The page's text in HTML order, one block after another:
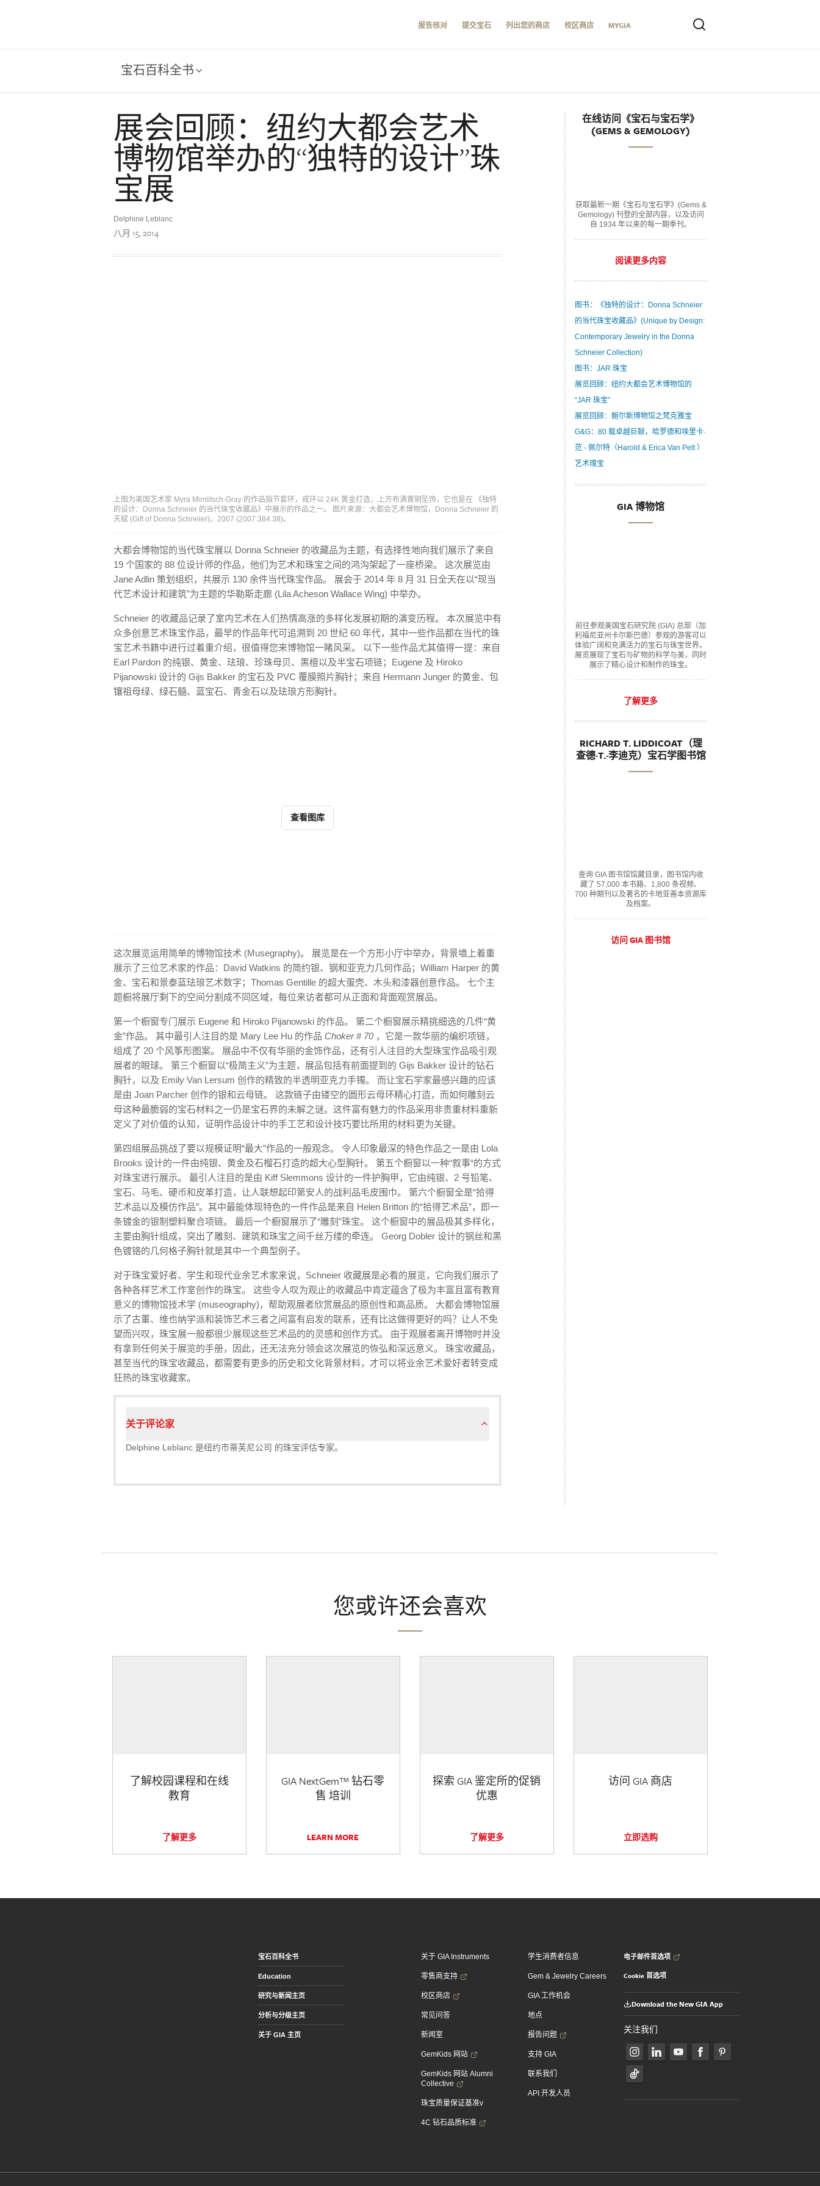
报告核对 提交宝石 列出您的商店 校区商店 MYGIA
宝石百科全书
展会回顾：纽约大都会艺术
博物馆举办的“独特的设计”珠
宝展
Delphine Leblanc
八月 15, 2014
上图为美国艺术家 Myra Mimlitsch-Gray 的作品指节套环，戒环以 24K 黄金打造，上方布满黄铜坠饰，它也是在 《独特
的设计：Donna Schneier 的当代珠宝收藏品》中展示的作品之一。 图片来源：大都会艺术博物馆，Donna Schneier 的
天赋 (Gift of Donna Schneier)，2007 (2007.384.38)。
大都会博物馆的当代珠宝展以 Donna Schneier 的收藏品为主题，有选择性地向我们展示了来自
19 个国家的 88 位设计师的作品，他们为艺术和珠宝之间的鸿沟架起了一座桥梁。 这次展览由
Jane Adlin 策划组织，共展示 130 余件当代珠宝作品。 展会于 2014 年 8 月 31 日全天在以“现当
代艺术设计和建筑”为主题的华勒斯走廊 (Lila Acheson Wallace Wing) 中举办。
Schneier 的收藏品记录了室内艺术在人们热情高涨的多样化发展初期的演变历程。 本次展览中有
众多创意艺术珠宝作品，最早的作品年代可追溯到 20 世纪 60 年代，其中一些作品都在当代的珠
宝艺术书籍中进行过着重介绍，很值得您来博物馆一睹风采。 以下一些作品尤其值得一提：来自
Earl Pardon 的纯银、黄金、珐琅、珍珠母贝、黑檀以及半宝石项链；Eugene 及 Hiroko
Pijanowski 设计的 Gijs Bakker 的宝石及 PVC 覆膜照片胸针；来自 Hermann Junger 的黄金、包
镶祖母绿、绿石髓、蓝宝石、青金石以及珐琅方形胸针。
查看图库
这次展览运用简单的博物馆技术 (Musegraphy)。 展览是在一个方形小厅中举办，背景墙上着重
展示了三位艺术家的作品：David Watkins 的简约银、钢和亚克力几何作品；William Harper 的黄
金、宝石和景泰蓝珐琅艺术数字；Thomas Gentille 的超大蛋壳、木头和漆器创意作品。 七个主
题橱将展厅剩下的空间分割成不同区域，每位来访者都可从正面和背面观赏展品。
第一个橱窗专门展示 Eugene 和 Hiroko Pijanowski 的作品。 第二个橱窗展示精挑细选的几件“黄
金”作品。 其中最引人注目的是 Mary Lee Hu 的作品 Choker # 70，它是一款华丽的编织项链，
组成了 20 个风筝形图案。 展品中不仅有华丽的金饰作品，还有引人注目的大型珠宝作品吸引观
展者的眼球。 第三个橱窗以“极简主义”为主题，展品包括有前面提到的 Gijs Bakker 设计的钻石
胸针，以及 Emily Van Lersum 创作的精致的半透明亚克力手镯。 而让宝石学家最感兴趣的应该
是由 Joan Parcher 创作的银和云母链。 这款链子由镂空的圆形云母环精心打造，而如何雕刻云
母这种最脆弱的宝石材料之一仍是宝石界的未解之谜。这件富有魅力的作品采用非贵重材料重新
定义了对价值的认知，证明作品设计中的手工艺和设计技巧要比所用的材料更为关键。
第四组展品挑战了要以规模证明“最大”作品的一般观念。 令人印象最深的特色作品之一是由 Lola
Brooks 设计的一件由纯银、黄金及石榴石打造的超大心型胸针。 第五个橱窗以一种“叙事“的方式
对珠宝进行展示。 最引人注目的是由 Kiff Slemmons 设计的一件护胸甲，它由纯银、2 号铅笔、
宝石、马毛、硬币和皮革打造，让人联想起印第安人的战利品毛皮围巾。 第六个橱窗全是“拾得
艺术品以及模仿作品”。其中最能体现特色的一件作品是来自 Helen Britton 的“拾得艺术品”，即一
条镀金的银制塑料聚合项链。 最后一个橱窗展示了“雕刻”珠宝。 这个橱窗中的展品极其多样化，
主要由胸针组成，突出了雕刻、建筑和珠宝之间千丝万缕的牵连。 Georg Dobler 设计的钢丝和黑
色镀铬的几何格子胸针就是其中一个典型例子。
对于珠宝爱好者、学生和现代业余艺术家来说，Schneier 收藏展是必看的展览，它向我们展示了
各种各样艺术工作室创作的珠宝。 这些令人叹为观止的收藏品中肯定蕴含了极为丰富且富有教育
意义的博物馆技术学 (museography)，帮助观展者欣赏展品的原创性和高品质。 大都会博物馆展
示了古董、维也纳学派和装饰艺术三者之间富有启发的联系，还有比这做得更好的吗？让人不免
望而兴叹，珠宝展一般都很少展现这些艺术品的的灵感和创作方式。 由于观展者离开博物时并没
有拿到任何关于展览的手册，因此，还无法充分领会这次展览的恢弘和深远意义。 珠宝收藏品，
甚至当代的珠宝收藏品，都需要有更多的历史和文化背景材料，才可以将业余艺术爱好者转变成
狂热的珠宝收藏家。
关于评论家
Delphine Leblanc 是纽约市蒂芙尼公司 的珠宝评估专家。
在线访问《宝石与宝石学》
(GEMS & GEMOLOGY)
获取最新一期《宝石与宝石学》(Gems &
Gemology) 刊登的全部内容，以及访问
自 1934 年以来的每一期季刊。
阅读更多内容
图书：《独特的设计：Donna Schneier
的当代珠宝收藏品》(Unique by Design:
Contemporary Jewelry in the Donna
Schneier Collection)
图书：JAR 珠宝
展览回顾：纽约大都会艺术博物馆的
“JAR 珠宝”
展览回顾：鲍尔斯博物馆之梵克雅宝
G&G：80 载卓越巨献，哈罗德和埃里卡·
范 - 佩尔特（Harold & Erica Van Pelt ）
艺术瑰宝
GIA 博物馆
前往参观美国宝石研究院 (GIA) 总部（加
利福尼亚州卡尔斯巴德）参观的游客可以
体验广阔和充满活力的宝石与珠宝世界。
展览展现了宝石与矿物的科学与美，同时
展示了精心设计和制作的珠宝。
了解更多
RICHARD T. LIDDICOAT（理
查德·T.·李迪克）宝石学图书馆
查询 GIA 图书馆馆藏目录，图书馆内收
藏了 57,000 本书籍、1,800 条视频、
700 种期刊以及著名的卡地亚善本资源库
及档案。
访问 GIA 图书馆
您或许还会喜欢
了解校园课程和在线
教育
了解更多
GIA NextGem™ 钻石零
售 培训
LEARN MORE
探索 GIA 鉴定所的促销
优惠
了解更多
访问 GIA 商店
立即选购
宝石百科全书
Education
研究与新闻主页
分析与分级主页
关于 GIA 主页
关于 GIA Instruments
零售商支持
校区商店
常见问答
新闻室
GemKids 网站
GemKids 网站 Alumni
Collective
珠宝质量保证基准v
4C 钻石品质标准
学生消费者信息
Gem & Jewelry Careers
GIA 工作机会
地点
报告问题
支持 GIA
联系我们
API 开发人员
电子邮件首选项
Cookie 首选项
Download the New GIA App
关注我们